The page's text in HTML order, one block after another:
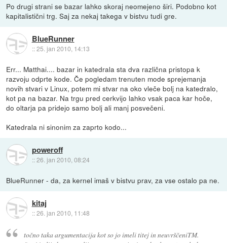
Po drugi strani se bazar lahko skoraj neomejeno širi. Podobno kot
kapitalistični trg. Saj za nekaj takega v bistvu tudi gre.
BlueRunner
::25. jan 2010, 14:13
Err... Matthai.... bazar in katedrala sta dva različna pristopa k
razvoju odprte kode. Če pogledam trenuten mode sprejemanja
novih stvari v Linux, potem mi stvar na oko vleče bolj na katedralo,
kot pa na bazar. Na trgu pred cerkvijo lahko vsak paca kar hoče,
do oltarja pa pridejo samo bolj ali manj posvečeni.
Katedrala ni sinonim za zaprto kodo...
poweroff
::26. jan 2010, 08:24
BlueRunner - da, za kernel imaš v bistvu prav, za vse ostalo pa ne.
kitaj
::26. jan 2010, 11:48
točno taka argumentacija kot so jo imeli titej in neuvrščeniTM.